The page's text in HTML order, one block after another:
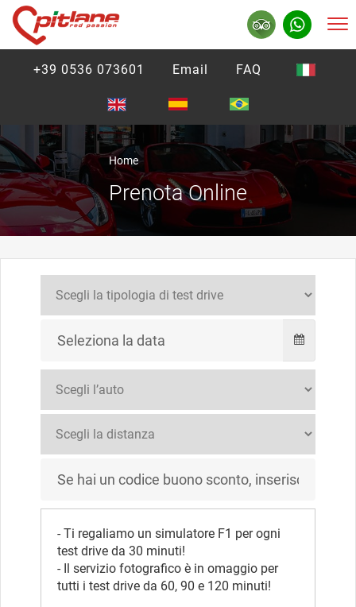
+39 0536 073601 Email FAQ
Home
Prenota Online
- Ti regaliamo un simulatore F1 per ogni
test drive da 30 minuti!
- Il servizio fotografico è in omaggio per
tutti i test drive da 60, 90 e 120 minuti!